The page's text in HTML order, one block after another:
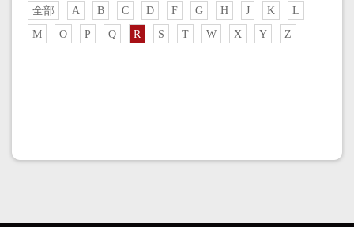
全部 A B C D F G H J K
L
M
O P Q R S T W X Y Z